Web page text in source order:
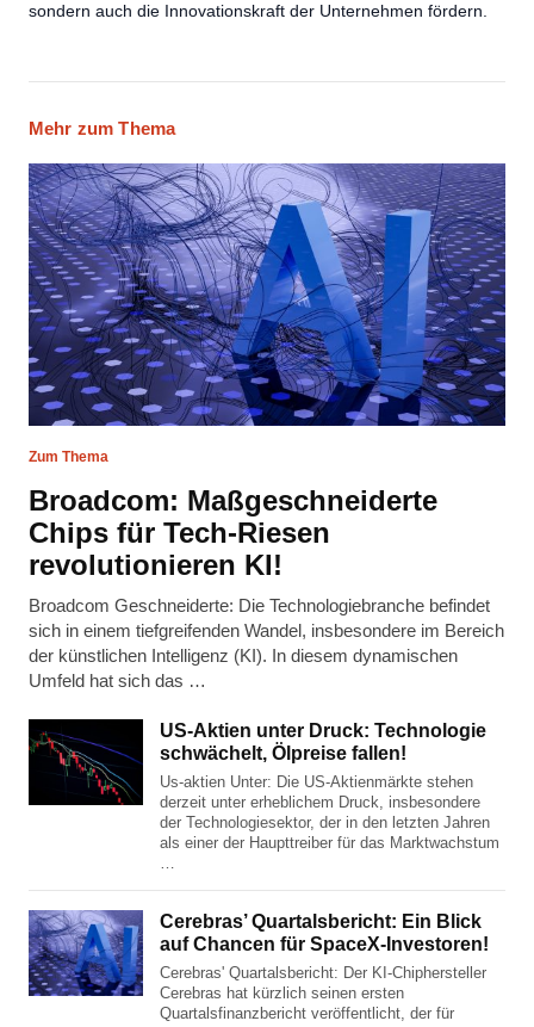
sondern auch die Innovationskraft der Unternehmen fördern.
Mehr zum Thema
Zum Thema
Broadcom: Maßgeschneiderte
Chips für Tech-Riesen
revolutionieren KI!
Broadcom Geschneiderte: Die Technologiebranche befindet
sich in einem tiefgreifenden Wandel, insbesondere im Bereich
der künstlichen Intelligenz (KI). In diesem dynamischen
Umfeld hat sich das …
US-Aktien unter Druck: Technologie
schwächelt, Ölpreise fallen!
Us-aktien Unter: Die US-Aktienmärkte stehen
derzeit unter erheblichem Druck, insbesondere
der Technologiesektor, der in den letzten Jahren
als einer der Haupttreiber für das Marktwachstum
…
Cerebras’ Quartalsbericht: Ein Blick
auf Chancen für SpaceX-Investoren!
Cerebras' Quartalsbericht: Der KI-Chiphersteller
Cerebras hat kürzlich seinen ersten
Quartalsfinanzbericht veröffentlicht, der für